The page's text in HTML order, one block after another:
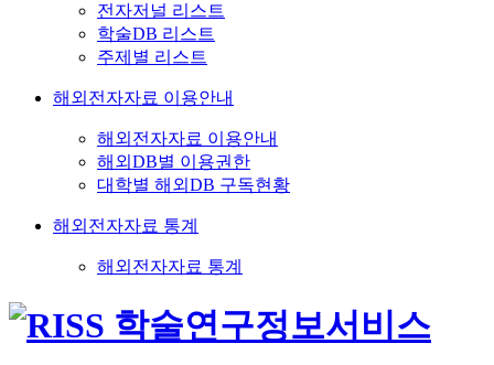
전자저널 리스트
학술DB 리스트
주제별 리스트
해외전자자료 이용안내
해외전자자료 이용안내
해외DB별 이용권한
대학별 해외DB 구독현황
해외전자자료 통계
해외전자자료 통계